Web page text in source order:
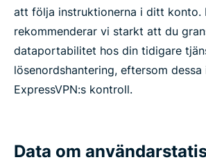
att följa instruktionerna i ditt konto.
rekommenderar vi starkt att du
dataportabilitet hos din tidigare
lösenordshantering, eftersom
ExpressVPN:s kontroll.
Data om